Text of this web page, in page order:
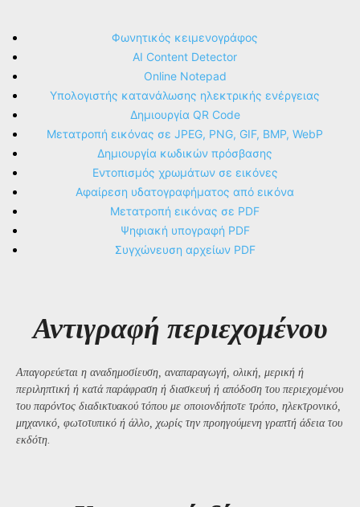
Φωνητικός κειμενογράφος
AI Content Detector
Online Notepad
Υπολογιστής κατανάλωσης ηλεκτρικής ενέργειας
Δημιουργία QR Code
Μετατροπή εικόνας σε JPEG, PNG, GIF, BMP, WebP
Δημιουργία κωδικών πρόσβασης
Εντοπισμός χρωμάτων σε εικόνες
Αφαίρεση υδατογραφήματος από εικόνα
Μετατροπή εικόνας σε PDF
Ψηφιακή υπογραφή PDF
Συγχώνευση αρχείων PDF
Αντιγραφή περιεχομένου
Απαγορεύεται η αναδημοσίευση, αναπαραγωγή, ολική, μερική ή
περιληπτική ή κατά παράφραση ή διασκευή ή απόδοση του περιεχομένου
του παρόντος διαδικτυακού τόπου με οποιονδήποτε τρόπο, ηλεκτρονικό,
μηχανικό, φωτοτυπικό ή άλλο, χωρίς την προηγούμενη γραπτή άδεια του
εκδότη.